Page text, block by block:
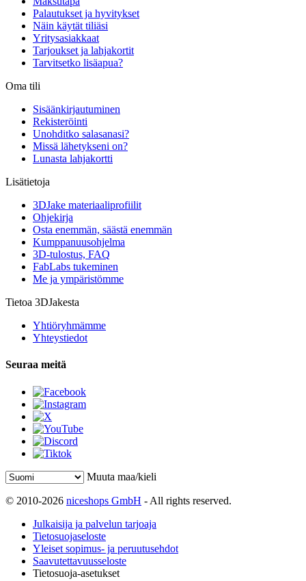
Palautukset ja hyvitykset
Näin käytät tiliäsi
Yritysasiakkaat
Tarjoukset ja lahjakortit
Tarvitsetko lisäapua?
Oma tili
Sisäänkirjautuminen
Rekisteröinti
Unohditko salasanasi?
Missä lähetykseni on?
Lunasta lahjakortti
Lisätietoja
3DJake materiaaliprofiilit
Ohjekirja
Osta enemmän, säästä enemmän
Kumppanuusohjelma
3D-tulostus, FAQ
FabLabs tukeminen
Me ja ympäristömme
Tietoa 3DJakesta
Yhtiöryhmämme
Yhteystiedot
Seuraa meitä
Muuta maa/kieli
© 2010-2026 niceshops GmbH - All rights reserved.
Julkaisija ja palvelun tarjoaja
Tietosuojaseloste
Yleiset sopimus- ja peruutusehdot
Saavutettavuusseloste
Tietosuoja-asetukset